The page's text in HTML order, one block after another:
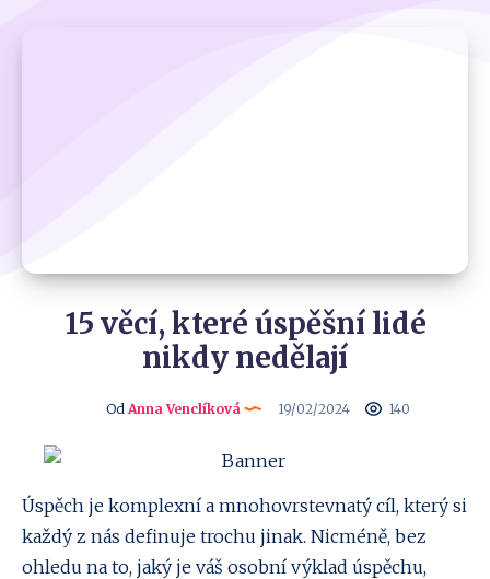
15 věcí, které úspěšní lidé
nikdy nedělají
Od Anna Venclíková 19/02/2024 140
Úspěch je komplexní a mnohovrstevnatý cíl, který si
každý z nás definuje trochu jinak. Nicméně, bez
ohledu na to, jaký je váš osobní výklad úspěchu,